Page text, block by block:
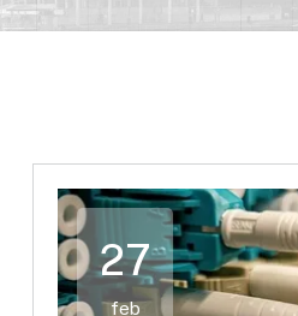
27
feb